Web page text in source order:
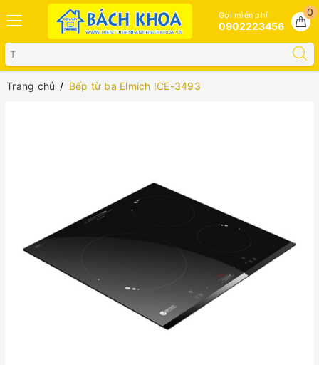
0
Gọi miễn phí
0902223456
Trang chủ Bếp từ ba Elmich ICE-3493